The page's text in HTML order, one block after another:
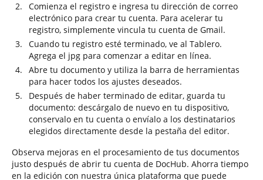
Comienza el registro e ingresa tu dirección de correo
electrónico para crear tu cuenta. Para acelerar tu
registro, simplemente vincula tu cuenta de Gmail.
Cuando tu registro esté terminado, ve al Tablero.
Agrega el jpg para comenzar a editar en línea.
Abre tu documento y utiliza la barra de herramientas
para hacer todos los ajustes deseados.
Después de haber terminado de editar, guarda tu
documento: descárgalo de nuevo en tu dispositivo,
conservalo en tu cuenta o envíalo a los destinatarios
elegidos directamente desde la pestaña del editor.
Observa mejoras en el procesamiento de tus documentos
justo después de abrir tu cuenta de DocHub. Ahorra tiempo
en la edición con nuestra única plataforma que puede